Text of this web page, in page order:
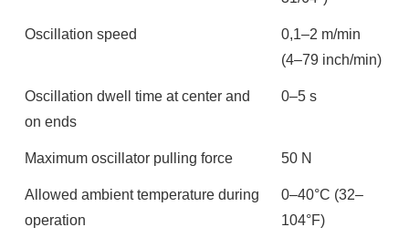
Oscillation speed
0,1–2 m/min
(4–79 inch/min)
Oscillation dwell time at center and
on ends
0–5 s
Maximum oscillator pulling force 50 N
Allowed ambient temperature during
operation
0–40°C (32–
104°F)